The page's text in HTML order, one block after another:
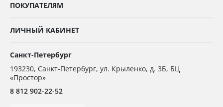
ПОКУПАТЕЛЯМ
ЛИЧНЫЙ КАБИНЕТ
Санкт-Петербург
193230, Санкт-Петербург, ул. Крыленко, д. 3Б, БЦ
«Простор»
8 812 902-22-52